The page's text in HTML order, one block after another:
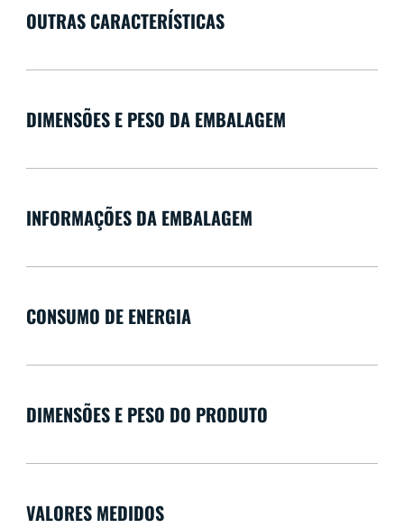
OUTRAS CARACTERÍSTICAS
DIMENSÕES E PESO DA EMBALAGEM
INFORMAÇÕES DA EMBALAGEM
CONSUMO DE ENERGIA
DIMENSÕES E PESO DO PRODUTO
VALORES MEDIDOS